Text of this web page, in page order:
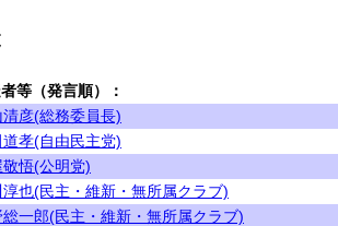
等（発言順）：
清彦(総務委員長)
道孝(自由民主党)
敬悟(公明党)
淳也(民主・維新・無所属クラブ)
総一郎(民主・維新・無所属クラブ)